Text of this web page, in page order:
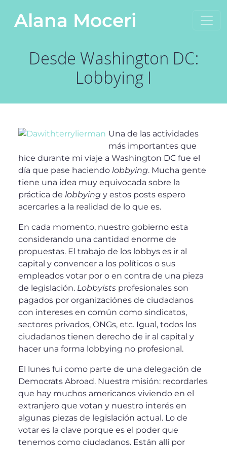
Navegación principal
Alana Moceri
Desde Washington DC:
Lobbying I
Una de las actividades
más importantes que
hice durante mi viaje a Washington DC fue el
día que pase haciendo lobbying. Mucha gente
tiene una idea muy equivocada sobre la
práctica de lobbying y estos posts espero
acercarles a la realidad de lo que es.
En cada momento, nuestro gobierno esta
considerando una cantidad enorme de
propuestas. El trabajo de los lobbys es ir al
capital y convencer a los políticos o sus
empleados votar por o en contra de una pieza
de legislación. Lobbyists profesionales son
pagados por organizaciónes de ciudadanos
con intereses en común como sindicatos,
sectores privados, ONGs, etc. Igual, todos los
ciudadanos tienen derecho de ir al capital y
hacer una forma lobbying no profesional.
El lunes fui como parte de una delegación de
Democrats Abroad. Nuestra misión: recordarles
que hay muchos americanos viviendo en el
extranjero que votan y nuestro interés en
algunas piezas de legislación actual. Lo de
votar es la clave porque es el poder que
tenemos como ciudadanos. Están allí por